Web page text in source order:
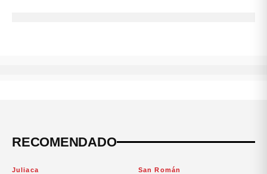
RECOMENDADO
Juliaca San Román